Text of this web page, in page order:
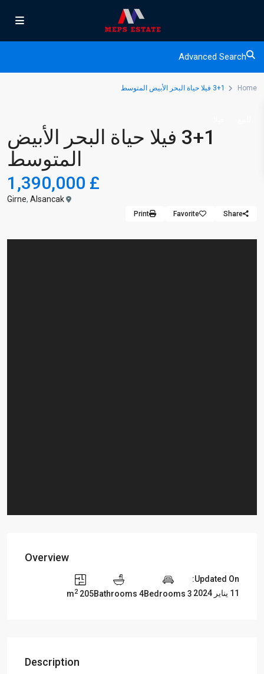
Advanced Search
Home 3+1 فيلا حياة البحر الأبيض المتوسط
3+1 فيلا حياة البحر الأبيض
المتوسط
£ 1,390,000
Girne, Alsancak
Share
Favorite
Print
Overview
Updated On:
11 يناير 2024
3 Bedrooms
4 Bathrooms
205 m
2
Description